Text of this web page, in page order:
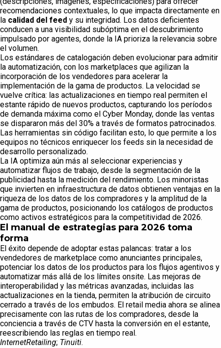
recomendaciones contextuales, lo que impacta directamente en
la calidad del feed y su integridad. Los datos deficientes
conducen a una visibilidad subóptima en el descubrimiento
impulsado por agentes, donde la IA prioriza la relevancia sobre
el volumen.
Los estándares de catalogación deben evolucionar para admitir
la automatización, con los marketplaces que agilizan la
incorporación de los vendedores para acelerar la
implementación de la gama de productos. La velocidad se
vuelve crítica: las actualizaciones en tiempo real permiten el
estante rápido de nuevos productos, capturando los períodos
de demanda máxima como el Cyber Monday, donde las ventas
se dispararon más del 30% a través de formatos patrocinados.
Las herramientas sin código facilitan esto, lo que permite a los
equipos no técnicos enriquecer los feeds sin la necesidad de
desarrollo personalizado.
La IA optimiza aún más al seleccionar experiencias y
automatizar flujos de trabajo, desde la segmentación de la
publicidad hasta la medición del rendimiento. Los minoristas
que invierten en infraestructura de datos obtienen ventajas en la
riqueza de los datos de los compradores y la amplitud de la
gama de productos, posicionando los catálogos de productos
como activos estratégicos para la competitividad de 2026.
El manual de estrategias para 2026 toma
forma
El éxito depende de adoptar estas palancas: tratar a los
vendedores de marketplace como anunciantes principales,
potenciar los datos de los productos para los flujos agentivos y
automatizar más allá de los límites onsite. Las mejoras de
interoperabilidad y las métricas avanzadas, incluidas las
actualizaciones en la tienda, permiten la atribución de circuito
cerrado a través de los embudos. El retail media ahora se alinea
precisamente con las rutas de los compradores, desde la
conciencia a través de CTV hasta la conversión en el estante,
reescribiendo las reglas en tiempo real.
InternetRetailing; Tinuiti.